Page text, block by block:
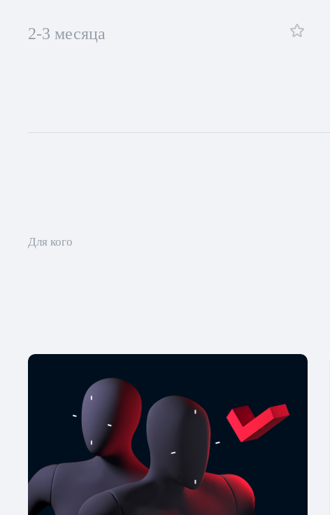
2-3 месяца
Для кого